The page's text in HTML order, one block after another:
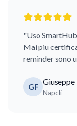
"Uso
Mai piu
reminder sono
GF
Giuseppe
Napoli